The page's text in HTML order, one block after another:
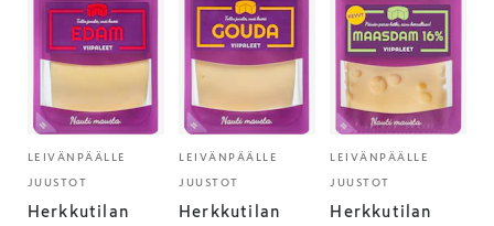
LEIVÄNPÄÄLLE
JUUSTOT
Herkkutilan
LEIVÄNPÄÄLLE
JUUSTOT
Herkkutilan
LEIVÄNPÄÄLLE
JUUSTOT
Herkkutilan